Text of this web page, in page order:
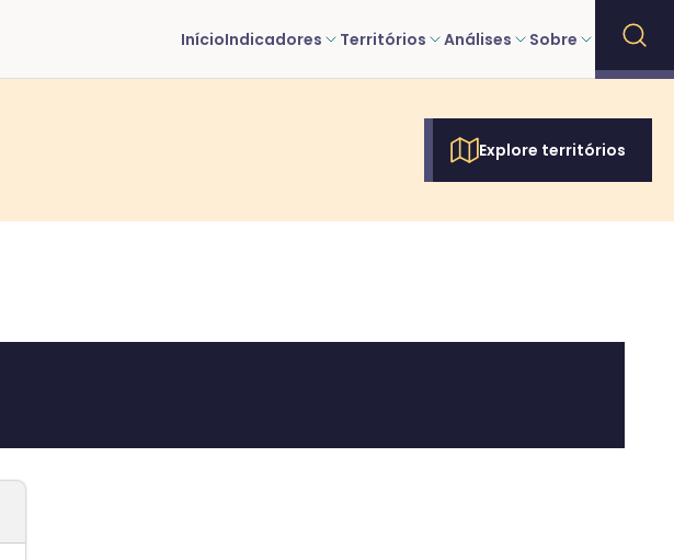
InícioIndicadores Territórios Análises Sobre
Explore territórios